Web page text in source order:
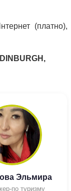
(платно),
Эльмира
по туризму